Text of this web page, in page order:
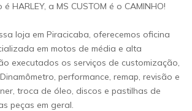
HARLEY, a MS CUSTOM é o CAMINHO!
loja em Piracicaba, oferecemos oficina
em motos de média e alta
executados os serviços de customização,
performance, remap, revisão e
troca de óleo, discos e pastilhas de
peças em geral.